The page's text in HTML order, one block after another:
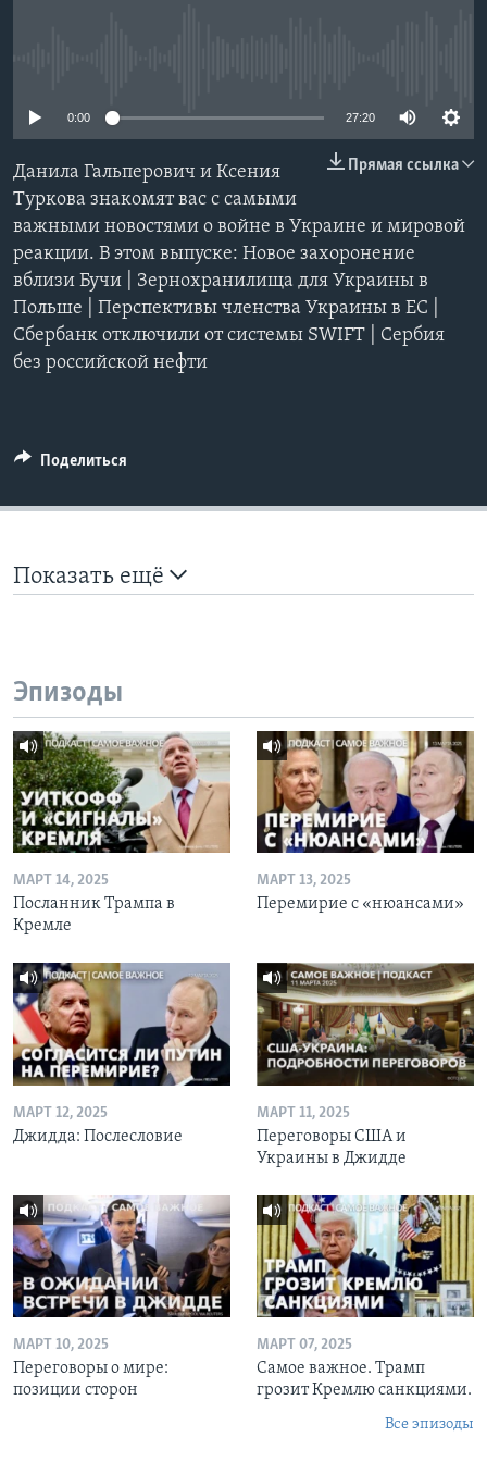
Языки
0:00 27:20
Прямая ссылка
Данила Гальперович и Ксения
Туркова знакомят вас с самыми
важными новостями о войне в Украине и мировой
реакции. В этом выпуске: Новое захоронение
вблизи Бучи | Зернохранилища для Украины в
Польше | Перспективы членства Украины в ЕС |
Сбербанк отключили от системы SWIFT | Сербия
без российской нефти
Поделиться
Показать ещё
Эпизоды
МАРТ 14, 2025
Посланник Трампа в
Кремле
МАРТ 13, 2025
Перемирие с «нюансами»
МАРТ 12, 2025
Джидда: Послесловие
МАРТ 11, 2025
Переговоры США и
Украины в Джидде
МАРТ 10, 2025
Переговоры о мире:
позиции сторон
МАРТ 07, 2025
Самое важное. Трамп
грозит Кремлю санкциями.
Все эпизоды